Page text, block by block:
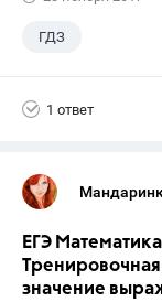
ГДЗ
1 ответ
ЕГЭ
значение